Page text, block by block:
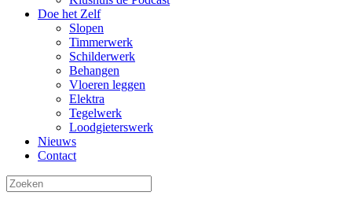
Doe het Zelf
Slopen
Timmerwerk
Schilderwerk
Behangen
Vloeren leggen
Elektra
Tegelwerk
Loodgieterswerk
Nieuws
Contact